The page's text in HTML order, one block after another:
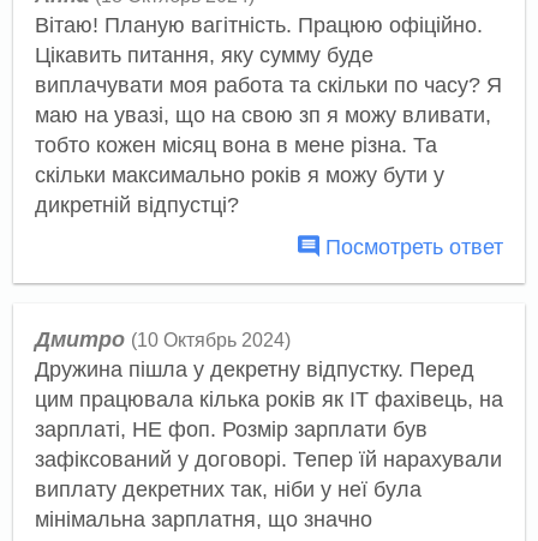
Вітаю! Планую вагітність. Працюю офіційно.
Цікавить питання, яку сумму буде
виплачувати моя работа та скільки по часу? Я
маю на увазі, що на свою зп я можу вливати,
тобто кожен місяц вона в мене різна. Та
скільки максимально років я можу бути у
дикретній відпустці?
Посмотреть ответ
Дмитро (10 Октябрь 2024)
Дружина пішла у декретну відпустку. Перед
цим працювала кілька років як ІТ фахівець, на
зарплаті, НЕ фоп. Розмір зарплати був
зафіксований у договорі. Тепер їй нарахували
виплату декретних так, ніби у неї була
мінімальна зарплатня, що значно